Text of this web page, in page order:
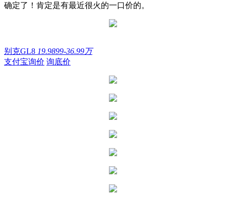
确定了！肯定是有最近很火的一口价的。
别克GL8 19.9899-36.99万
支付宝询价 询底价